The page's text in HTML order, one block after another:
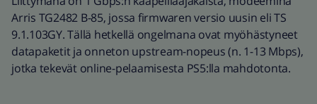
Arris TG2482 B-85, jossa firmwaren versio uusin eli TS
9.1.103GY. Tällä hetkellä ongelmana ovat myöhästyneet
datapaketit ja onneton upstream-nopeus (n. 1-13 Mbps),
jotka tekevät online-pelaamisesta PS5:lla mahdotonta.